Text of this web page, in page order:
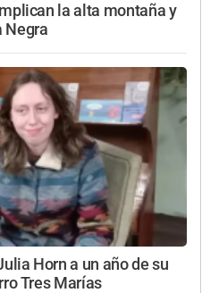
la alta montaña y
Negra
Horn a un año de su
Tres Marías